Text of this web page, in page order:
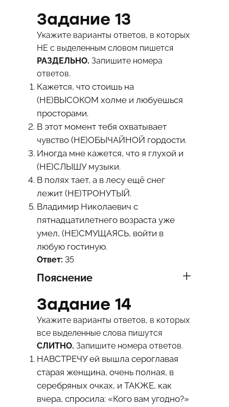
Задание 13
Укажите варианты ответов, в которых
НЕ с выделенным словом пишется
РАЗДЕЛЬНО. Запишите номера
ответов.
Кажется, что стоишь на
(НЕ)ВЫСОКОМ холме и любуешься
просторами.
В этот момент тебя охватывает
чувство (НЕ)ОБЫЧАЙНОЙ гордости.
Иногда мне кажется, что я глухой и
(НЕ)СЛЫШУ музыки.
В полях тает, а в лесу ещё снег
лежит (НЕ)ТРОНУТЫЙ.
Владимир Николаевич с
пятнадцатилетнего возраста уже
умел, (НЕ)СМУЩАЯСЬ, войти в
любую гостиную.
Ответ: 35
Пояснение
Задание 14
Укажите варианты ответов, в которых
все выделенные слова пишутся
СЛИТНО. Запишите номера ответов.
НАВСТРЕЧУ ей вышла сероглавая
старая женщина, очень полная, в
серебряных очках, и ТАКЖЕ, как
вчера, спросила: «Кого вам угодно?»